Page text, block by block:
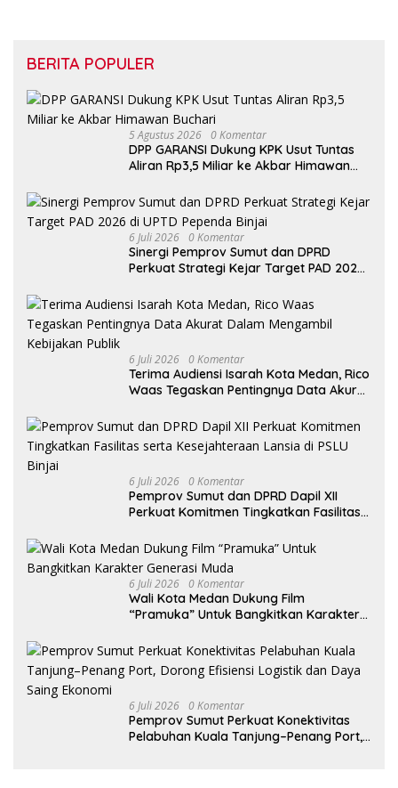
BERITA POPULER
5 Agustus 2026 0 Komentar
DPP GARANSI Dukung KPK Usut Tuntas
Aliran Rp3,5 Miliar ke Akbar Himawan
6 Juli 2026 0 Komentar
Sinergi Pemprov Sumut dan DPRD
Perkuat Strategi Kejar Target PAD 2026
6 Juli 2026 0 Komentar
Terima Audiensi Isarah Kota Medan, Rico
Waas Tegaskan Pentingnya Data Akurat
6 Juli 2026 0 Komentar
Pemprov Sumut dan DPRD Dapil XII
Perkuat Komitmen Tingkatkan Fasilitas
Binjai
6 Juli 2026 0 Komentar
Wali Kota Medan Dukung Film
“Pramuka” Untuk Bangkitkan Karakter
6 Juli 2026 0 Komentar
Pemprov Sumut Perkuat Konektivitas
Pelabuhan Kuala Tanjung–Penang Port,